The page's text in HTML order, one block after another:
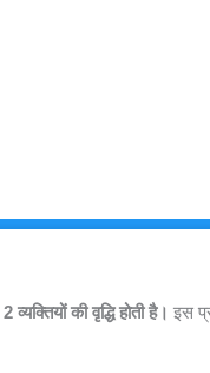
की वृद्धि होती है। इस